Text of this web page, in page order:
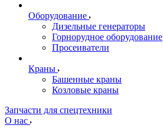
Оборудование
Дизельные генераторы
Горнорудное оборудование
Просеиватели
Краны
Башенные краны
Козловые краны
Запчасти для спецтехники
О нас